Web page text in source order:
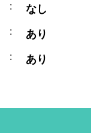
: なし
: あり
: あり